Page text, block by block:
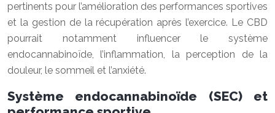
pertinents pour l’amélioration des performances sportives
et la gestion de la récupération après l’exercice. Le CBD
pourrait notamment influencer le système
endocannabinoïde, l’inflammation, la perception de la
douleur, le sommeil et l’anxiété.
Système endocannabinoïde (SEC) et